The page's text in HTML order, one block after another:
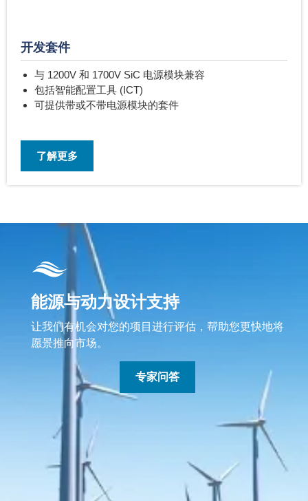
开发套件
与 1200V 和 1700V SiC 电源模块兼容
包括智能配置工具 (ICT)
可提供带或不带电源模块的套件
了解更多
能源与动力设计支持
让我们有机会对您的项目进行评估，帮助您更快地将
愿景推向市场。
专家问答